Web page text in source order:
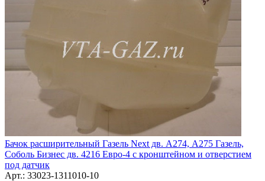
Бачок расширительный Газель Next дв. А274, А275 Газель,
Соболь Бизнес дв. 4216 Евро-4 с кронштейном и отверстием
под датчик
Арт.: 33023-1311010-10